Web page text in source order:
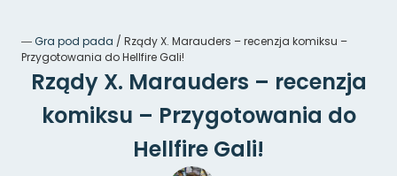
―Gra pod pada / Rządy X. Marauders – recenzja komiksu –
Przygotowania do Hellfire Gali!
Rządy X. Marauders – recenzja
komiksu – Przygotowania do
Hellfire Gali!